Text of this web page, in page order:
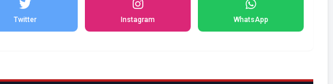
Twitter Instagram WhatsApp